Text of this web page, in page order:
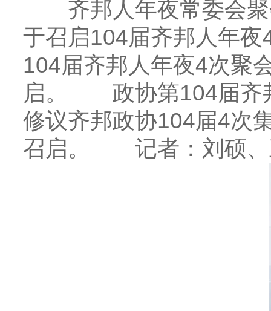
齐邦人年夜常委会聚
于召启104届齐邦人年
104届齐邦人年夜4次聚
启。 政协第104届齐
修议齐邦政协104届4次
召启。 记者：刘硕